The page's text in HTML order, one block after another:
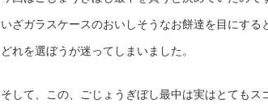
いざガラスケースのおいしそうなお餅達を目にする
どれを選ぼうが迷ってしまいました。
そして、この、ごじょうぎぼし最中は実はとてもス